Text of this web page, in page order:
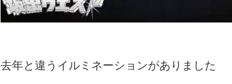
去年と違うイルミネーションがありました